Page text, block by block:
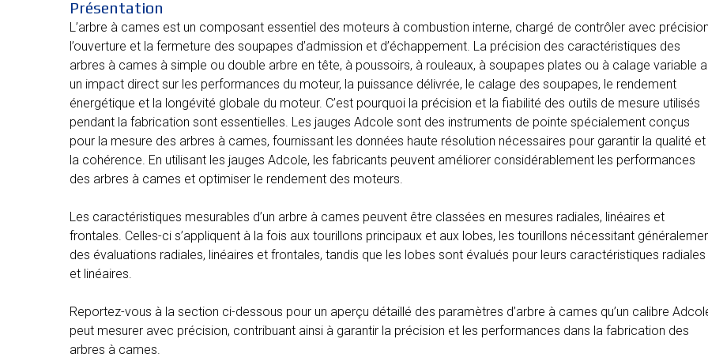
Présentation
L’arbre à cames est un composant essentiel des moteurs à combustion interne, chargé de contrôler avec précision
l’ouverture et la fermeture des soupapes d’admission et d’échappement. La précision des caractéristiques des
arbres à cames à simple ou double arbre en tête, à poussoirs, à rouleaux, à soupapes plates ou à calage variable a
un impact direct sur les performances du moteur, la puissance délivrée, le calage des soupapes, le rendement
énergétique et la longévité globale du moteur. C’est pourquoi la précision et la fiabilité des outils de mesure utilisés
pendant la fabrication sont essentielles. Les jauges Adcole sont des instruments de pointe spécialement conçus
pour la mesure des arbres à cames, fournissant les données haute résolution nécessaires pour garantir la qualité et
la cohérence. En utilisant les jauges Adcole, les fabricants peuvent améliorer considérablement les performances
des arbres à cames et optimiser le rendement des moteurs.
Les caractéristiques mesurables d’un arbre à cames peuvent être classées en mesures radiales, linéaires et
frontales. Celles-ci s’appliquent à la fois aux tourillons principaux et aux lobes, les tourillons nécessitant
des évaluations radiales, linéaires et frontales, tandis que les lobes sont évalués pour leurs caractéristiques radiales
et linéaires.
Reportez-vous à la section ci-dessous pour un aperçu détaillé des paramètres d’arbre à cames qu’un calibre
peut mesurer avec précision, contribuant ainsi à garantir la précision et les performances dans la fabrication des
arbres à cames.